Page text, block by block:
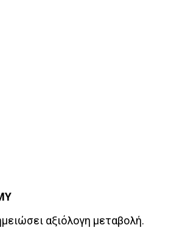
αξιόλογη μεταβολή.